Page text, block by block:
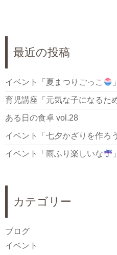
最近の投稿
イベント「夏まつりごっこ
育児講座「元気な子になるた
ある日の食卓 vol.28
イベント「七夕かざりを作ろう
イベント「雨ふり楽しいな
カテゴリー
ブログ
イベント